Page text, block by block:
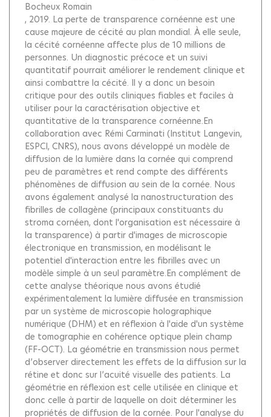
Bocheux Romain
, 2019. La perte de transparence cornéenne est une
cause majeure de cécité au plan mondial. À elle seule,
la cécité cornéenne affecte plus de 10 millions de
personnes. Un diagnostic précoce et un suivi
quantitatif pourrait améliorer le rendement clinique et
ainsi combattre la cécité. Il y a donc un besoin
critique pour des outils cliniques fiables et faciles à
utiliser pour la caractérisation objective et
quantitative de la transparence cornéenne.En
collaboration avec Rémi Carminati (Institut Langevin,
ESPCI, CNRS), nous avons développé un modèle de
diffusion de la lumière dans la cornée qui comprend
peu de paramètres et rend compte des différents
phénomènes de diffusion au sein de la cornée. Nous
avons également analysé la nanostructuration des
fibrilles de collagène (principaux constituants du
stroma cornéen, dont l'organisation est nécessaire à
la transparence) à partir d'images de microscopie
électronique en transmission, en modélisant le
potentiel d'interaction entre les fibrilles avec un
modèle simple à un seul paramètre.En complément de
cette analyse théorique nous avons étudié
expérimentalement la lumière diffusée en transmission
par un système de microscopie holographique
numérique (DHM) et en réflexion à l'aide d'un système
de tomographie en cohérence optique plein champ
(FF-OCT). La géométrie en transmission nous permet
d’observer directement les effets de la diffusion sur la
rétine et donc sur l’acuité visuelle des patients. La
géométrie en réflexion est celle utilisée en clinique et
donc celle à partir de laquelle on doit déterminer les
propriétés de diffusion de la cornée. Pour l'analyse du